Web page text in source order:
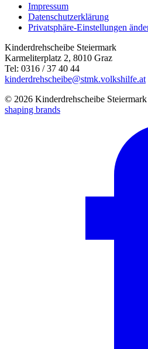
Impressum
Datenschutzerklärung
Privatsphäre-Einstellungen
Kinderdrehscheibe Steiermark
Karmeliterplatz 2, 8010 Graz
Tel: 0316 / 37 40 44
kinderdrehscheibe@stmk.volkshilfe.at
© 2026 Kinderdrehscheibe Steiermark
shaping brands